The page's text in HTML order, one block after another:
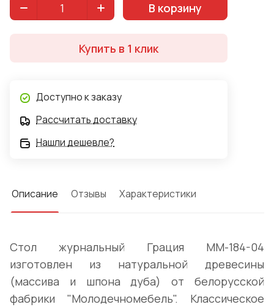
В корзину
Купить в 1 клик
Доступно к заказу
Рассчитать доставку
Нашли дешевле?
Описание Отзывы Характеристики
Стол журнальный Грация ММ-184-04
изготовлен из натуральной древесины
(массива и шпона дуба) от белорусской
фабрики "Молодечномебель". Классическое